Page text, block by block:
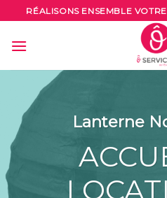
to
content
RÉALISONS ENSEMBLE
Lanterne